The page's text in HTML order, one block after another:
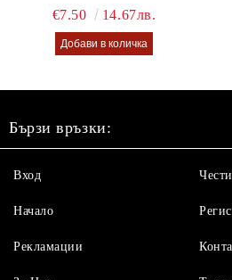
GLUE GLASS
€7.50 14.67лв.
Бързи връзки:
Вход
Начало
Рекламации